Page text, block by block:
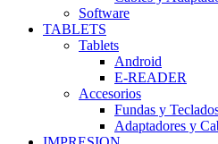
Software
TABLETS
Tablets
Android
E-READER
Accesorios
Fundas y
Adaptadores y